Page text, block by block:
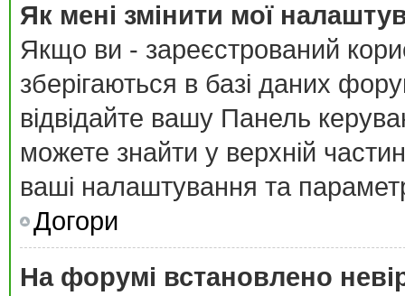
Як мені змінити мої
Якщо ви - зареєстрований
зберігаються в базі даних
відвідайте вашу Панель
можете знайти у верхній
ваші налаштування та
Догори
На форумі встановлено